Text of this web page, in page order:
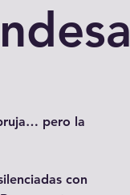
pero la
con